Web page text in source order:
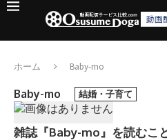
ホーム Baby-mo
Baby-mo 結婚・子育て
雑誌『Baby-mo』を読むこ